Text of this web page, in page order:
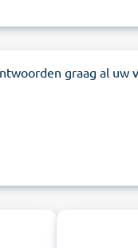
graag al uw